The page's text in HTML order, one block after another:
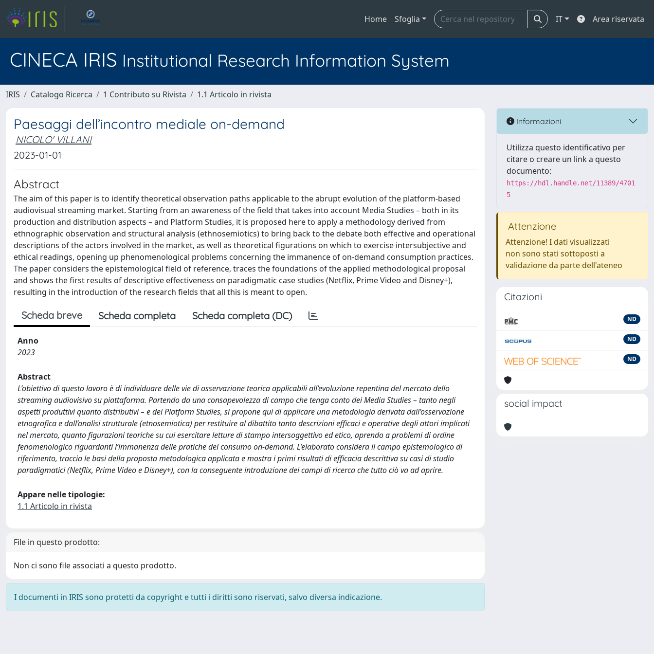
Home Sfoglia IT Area riservata
CINECA IRIS Institutional Research Information System
IRIS Catalogo Ricerca 1 Contributo su Rivista 1.1 Articolo in rivista
Paesaggi dell’incontro mediale on-demand
NICOLO' VILLANI
2023-01-01
Abstract
The aim of this paper is to identify theoretical observation paths applicable to the abrupt evolution of the platform-based
audiovisual streaming market. Starting from an awareness of the field that takes into account Media Studies – both in its
production and distribution aspects – and Platform Studies, it is proposed here to apply a methodology derived from
ethnographic observation and structural analysis (ethnosemiotics) to bring back to the debate both effective and operational
descriptions of the actors involved in the market, as well as theoretical figurations on which to exercise intersubjective and
ethical readings, opening up phenomenological problems concerning the immanence of on-demand consumption practices.
The paper considers the epistemological field of reference, traces the foundations of the applied methodological proposal
and shows the first results of descriptive effectiveness on paradigmatic case studies (Netflix, Prime Video and Disney+),
resulting in the introduction of the research fields that all this is meant to open.
Scheda breve Scheda completa Scheda completa (DC)
Anno
2023
Abstract
L’obiettivo di questo lavoro è di individuare delle vie di osservazione teorica applicabili all’evoluzione repentina del mercato dello
streaming audiovisivo su piattaforma. Partendo da una consapevolezza di campo che tenga conto dei Media Studies – tanto negli
aspetti produttivi quanto distributivi – e dei Platform Studies, si propone qui di applicare una metodologia derivata dall’osservazione
etnografica e dall’analisi strutturale (etnosemiotica) per restituire al dibattito tanto descrizioni efficaci e operative degli attori implicati
nel mercato, quanto figurazioni teoriche su cui esercitare letture di stampo intersoggettivo ed etico, aprendo a problemi di ordine
fenomenologico riguardanti l’immanenza delle pratiche del consumo on-demand. L’elaborato considera il campo epistemologico di
riferimento, traccia le basi della proposta metodologica applicata e mostra i primi risultati di efficacia descrittiva su casi di studio
paradigmatici (Netflix, Prime Video e Disney+), con la conseguente introduzione dei campi di ricerca che tutto ciò va ad aprire.
Appare nelle tipologie:
1.1 Articolo in rivista
File in questo prodotto:
Non ci sono file associati a questo prodotto.
I documenti in IRIS sono protetti da copyright e tutti i diritti sono riservati, salvo diversa indicazione.
Informazioni
Utilizza questo identificativo per
citare o creare un link a questo
documento:
https://hdl.handle.net/11389/4701
5
Attenzione
Attenzione! I dati visualizzati
non sono stati sottoposti a
validazione da parte dell'ateneo
Citazioni
ND
ND
ND
social impact